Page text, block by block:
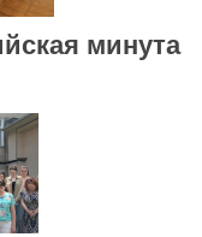
минута